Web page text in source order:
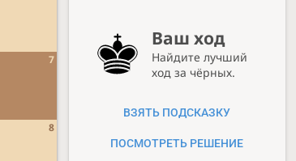
7
8
Ваш ход
Найдите лучший
ход за чёрных.
ВЗЯТЬ ПОДСКАЗКУ
ПОСМОТРЕТЬ РЕШЕНИЕ